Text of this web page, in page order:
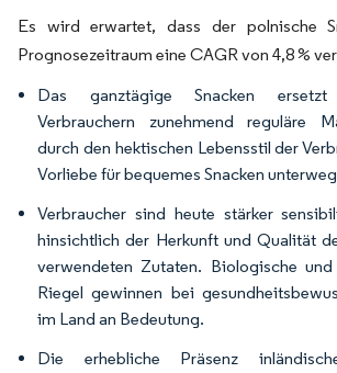
Es wird erwartet, dass der polnische
Prognosezeitraum eine CAGR von 4,8 %
Das ganztägige Snacken
Verbrauchern zunehmend reguläre
durch den hektischen Lebensstil der
Vorliebe für bequemes Snacken
Verbraucher sind heute stärker
hinsichtlich der Herkunft und Qualität
verwendeten Zutaten. Biologische
Riegel gewinnen bei
im Land an Bedeutung.
Die erhebliche Präsenz